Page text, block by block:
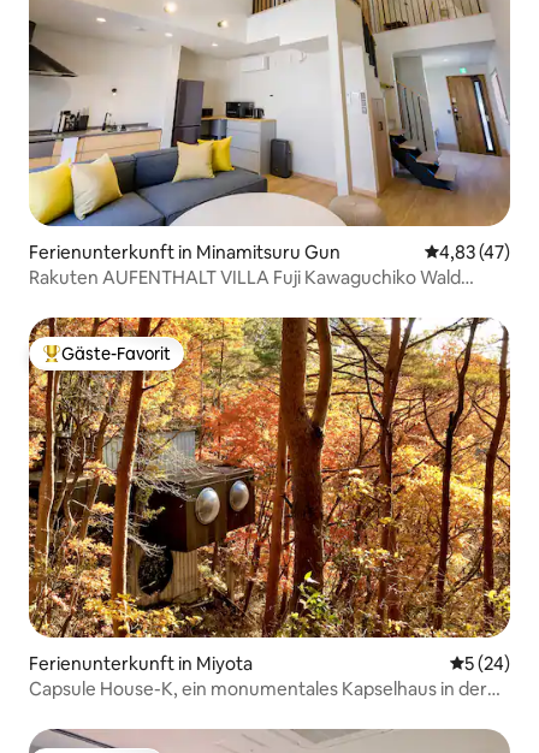
Ferienunterkunft in Minamitsuru Gun
4,83 (47)
Rakuten AUFENTHALT VILLA Fuji Kawaguchiko Wald
Beliebter Gäste-Favorit.
Gäste-Favorit
Ferienunterkunft in Miyota
5 (24)
Capsule House-K, ein monumentales Kapselhaus in der